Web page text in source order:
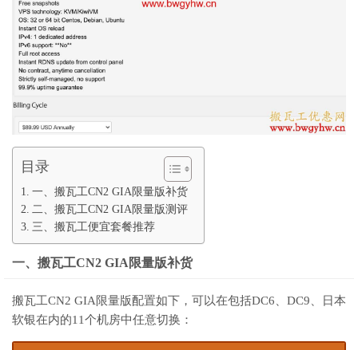
目录
一、搬瓦工CN2 GIA限量版补货
二、搬瓦工CN2 GIA限量版测评
三、搬瓦工便宜套餐推荐
一、搬瓦工CN2 GIA限量版补货
搬瓦工CN2 GIA限量版配置如下，可以在包括DC6、DC9、日本
软银在内的11个机房中任意切换：